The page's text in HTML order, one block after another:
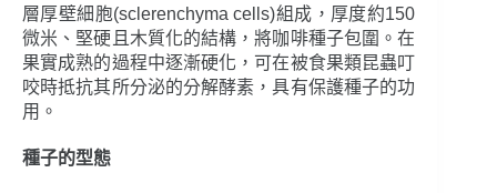
層厚壁細胞(sclerenchyma cells)組成，厚度約150
微米、堅硬且木質化的結構，將咖啡種子包圍。在
果實成熟的過程中逐漸硬化，可在被食果類昆蟲叮
咬時抵抗其所分泌的分解酵素，具有保護種子的功
用。
種子的型態